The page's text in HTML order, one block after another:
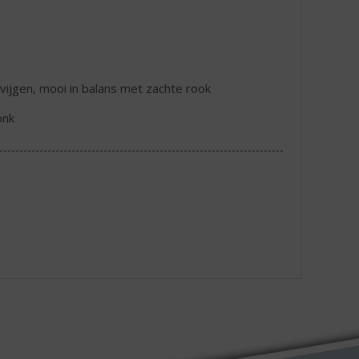
mooi in balans met zachte rook